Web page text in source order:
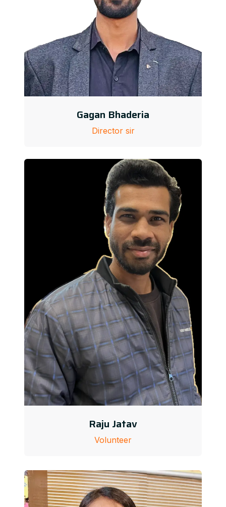
Gagan Bhaderia
Director sir
Raju Jatav
Volunteer